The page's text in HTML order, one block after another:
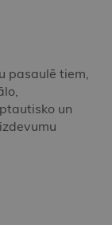
pasaulē tiem,
un